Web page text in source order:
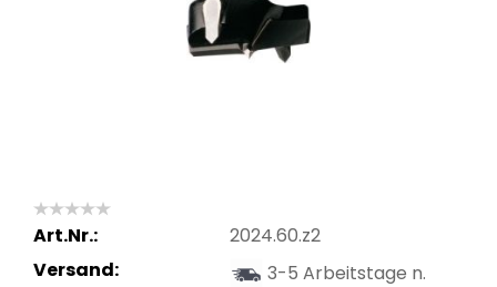
Art.Nr.:
2024.60.z2
Versand:
3-5 Arbeitstage n.